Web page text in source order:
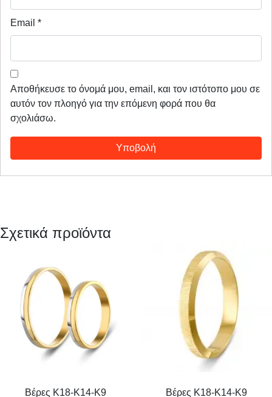
Email *
Αποθήκευσε το όνομά μου, email, και τον ιστότοπο μου σε
αυτόν τον πλοηγό για την επόμενη φορά που θα
σχολιάσω.
Σχετικά προϊόντα
Βέρες Κ18-Κ14-Κ9
Βέρες Κ18-Κ14-Κ9